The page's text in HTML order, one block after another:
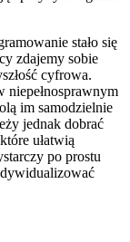
stało się
zdajemy sobie
cyfrowa.
niepełnosprawnym
im samodzielnie
jednak dobrać
ułatwią
po prostu